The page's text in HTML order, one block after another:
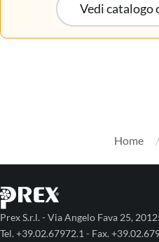
Vedi catalogo
Home
Prex S.r.l. - Via Angelo Fava 25,
Tel. +39.02.67972.1 - Fax.